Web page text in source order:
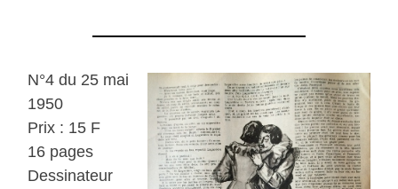
N°4 du 25 mai
1950
Prix : 15 F
16 pages
Dessinateur